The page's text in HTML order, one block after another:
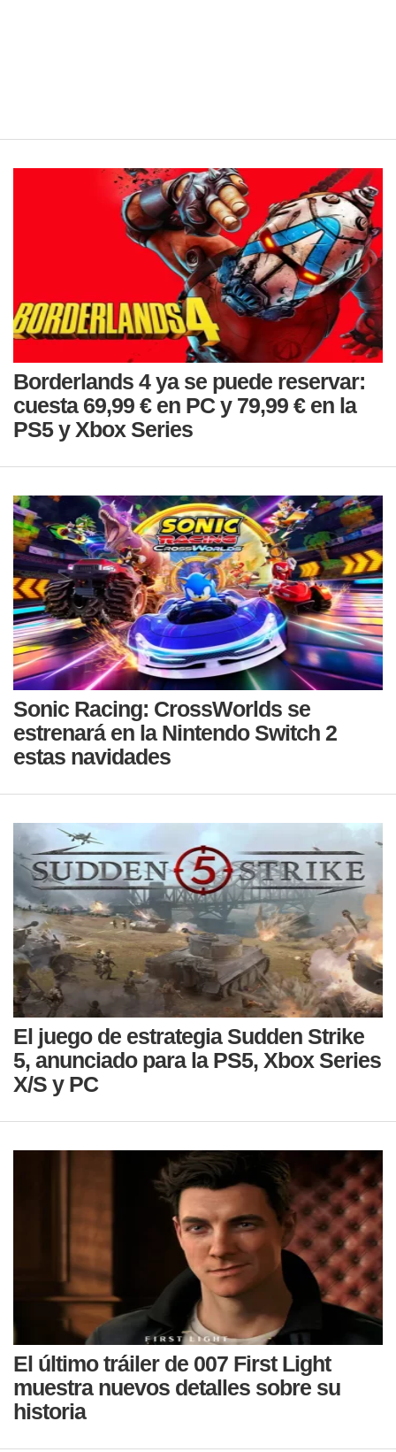
Borderlands 4 ya se puede reservar:
cuesta 69,99 € en PC y 79,99 € en la
PS5 y Xbox Series
Sonic Racing: CrossWorlds se
estrenará en la Nintendo Switch 2
estas navidades
El juego de estrategia Sudden Strike
5, anunciado para la PS5, Xbox Series
X/S y PC
El último tráiler de 007 First Light
muestra nuevos detalles sobre su
historia